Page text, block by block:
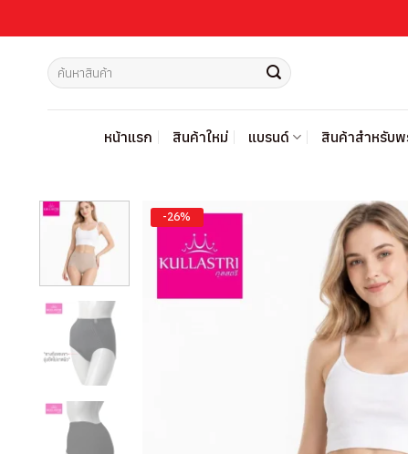
ไป
ค้นหา:
หน้าแรก สินค้าใหม่ แบรนด์ สินค้าสำหรับ
-26%